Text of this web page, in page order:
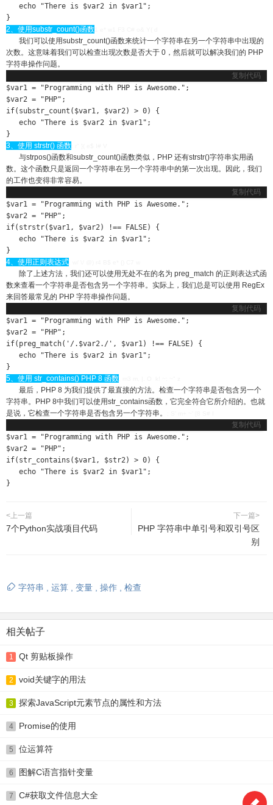
echo "There is $var2 in $var1";
}
2、使用substr_count()函数
我们可以使用substr_count()函数来统计一个字符串在另一个字符串中出现的
次数。这意味着我们可以检查出现次数是否大于 0，然后就可以解决我们的 PHP
字符串操作问题。
复制代码
$var1 = "Programming with PHP is Awesome.";
$var2 = "PHP";
if(substr_count($var1, $var2) > 0) {
echo "There is $var2 in $var1";
}
3、使用 strstr() 函数
与strpos()函数和substr_count()函数类似，PHP 还有strstr()字符串实用函
数。这个函数只是返回一个字符串在另一个字符串中的第一次出现。因此，我们
的工作也变得非常容易。
复制代码
$var1 = "Programming with PHP is Awesome.";
$var2 = "PHP";
if(strstr($var1, $var2) !== FALSE) {
echo "There is $var2 in $var1";
}
4、使用正则表达式
除了上述方法，我们还可以使用无处不在的名为 preg_match 的正则表达式函
数来查看一个字符串是否包含另一个字符串。实际上，我们总是可以使用 RegEx
来回答最常见的 PHP 字符串操作问题。
复制代码
$var1 = "Programming with PHP is Awesome.";
$var2 = "PHP";
if(preg_match('/.$var2./', $var1) !== FALSE) {
echo "There is $var2 in $var1";
}
5、使用 str_contains() PHP 8 函数
最后，PHP 8 为我们提供了最直接的方法。检查一个字符串是否包含另一个
字符串。PHP 8中我们可以使用str_contains函数，它完全符合它所介绍的。也就
是说，它检查一个字符串是否包含另一个字符串。
复制代码
$var1 = "Programming with PHP is Awesome.";
$var2 = "PHP";
if(str_contains($var1, $str2) > 0) {
echo "There is $var2 in $var1";
}
<上一篇
7个Python实战项目代码
下一篇>
PHP 字符串中单引号和双引号区
别
字符串 运算 变量 操作 检查
相关帖子
1 Qt 剪贴板操作
2 void关键字的用法
3 探索JavaScript元素节点的属性和方法
4 Promise的使用
5 位运算符
6 图解C语言指针变量
7 C#获取文件信息大全